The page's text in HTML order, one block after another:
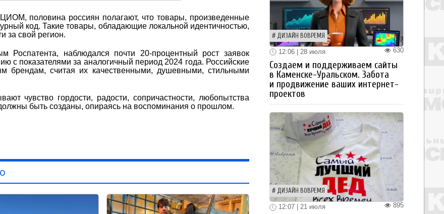
половина россиян полагают, что товары, произведенные
код. Такие товары, обладающие локальной идентичностью,
за свой регион.
Роспатента, наблюдался почти 20-процентный рост заявок
с показателями за аналогичный период 2024 года. Российские
брендам, считая их качественными, душевными, стильными
чувство гордости, радости, сопричастности, любопытства
быть созданы, опираясь на воспоминания о прошлом.
ДИЗАЙН ВОВРЕМЯ
630
12:06 | 28 июля
Создаем и поддерживаем сайты
в Каменске-Уральском. Забота
и продвижение ваших интернет-
проектов
ДИЗАЙН ВОВРЕМЯ
895
12:07 | 21 июля